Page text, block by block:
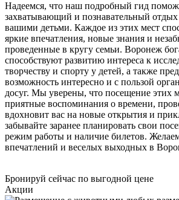
Надеемся, что наш подробный гид
захватывающий и познавательный
вашими детьми. Каждое из этих мест
яркие впечатления, новые знания и
проведенные в кругу семьи. Воронеж
способствуют развитию интереса к
творчеству и спорту у детей, а также
возможность интересно и с пользой
досуг. Мы уверены, что посещение этих
приятные воспоминания о времени,
вдохновит вас на новые открытия и
забывайте заранее планировать свои
режим работы и наличие билетов.
впечатлений и веселых выходных в
Бронируй сейчас по выгодной цене
Акции